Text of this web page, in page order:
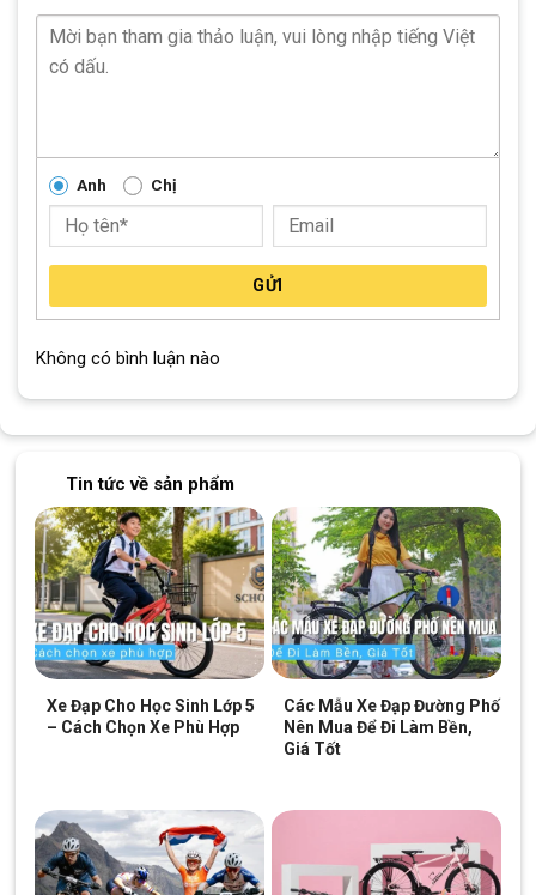
Anh Chị
GỬI
Không có bình luận nào
Tin tức về sản phẩm
Xe Đạp Cho Học Sinh Lớp 5
– Cách Chọn Xe Phù Hợp
Các Mẫu Xe Đạp Đường Phố
Nên Mua Để Đi Làm Bền,
Giá Tốt